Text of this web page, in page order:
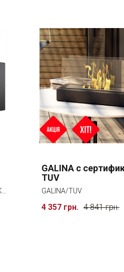
DELTA2/CZARNY/SLIM/PRZESZKLENIE
GALINA с
TUV
GALINA/TUV
4 357 грн. 4 841 грн.